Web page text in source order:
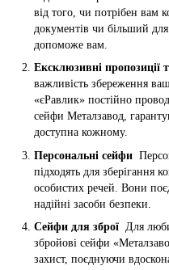
від того, чи потрібен вам
документів чи більший
допоможе вам.
Ексклюзивні пропозиції
важливість збереження
«єРавлик» постійно
сейфи Металзавод,
доступна кожному.
Персональні сейфи
підходять для зберігання
особистих речей. Вони
надійні засоби безпеки.
Сейфи для зброї Для
збройові сейфи
захист, поєднуючи